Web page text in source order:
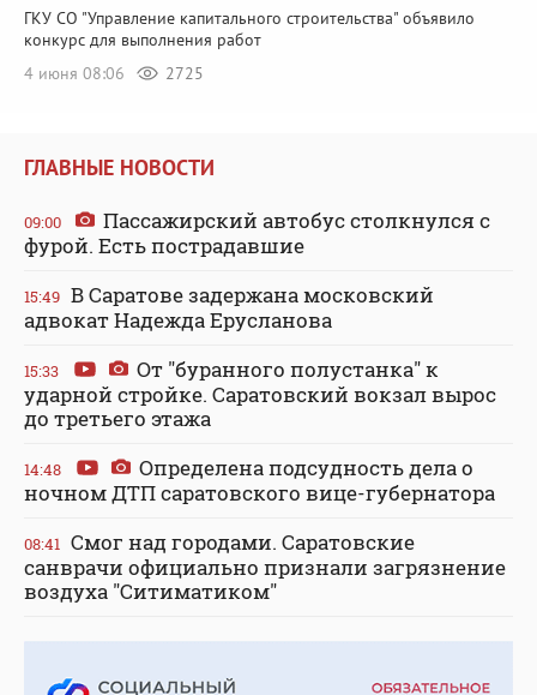
ГКУ СО "Управление капитального строительства" объявило
конкурс для выполнения работ
4 июня 08:06
2725
ГЛАВНЫЕ НОВОСТИ
09:00
Пассажирский автобус столкнулся с
фурой. Есть пострадавшие
15:49 В Саратове задержана московский
адвокат Надежда Ерусланова
15:33
От "буранного полустанка" к
ударной стройке. Саратовский вокзал вырос
до третьего этажа
14:48
Определена подсудность дела о
ночном ДТП саратовского вице-губернатора
08:41 Смог над городами. Саратовские
санврачи официально признали загрязнение
воздуха "Ситиматиком"